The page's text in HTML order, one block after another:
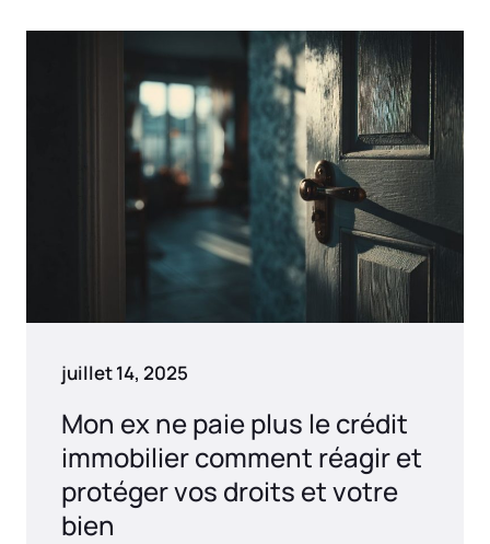
juillet 14, 2025
Mon ex ne paie plus le crédit
immobilier comment réagir et
protéger vos droits et votre
bien